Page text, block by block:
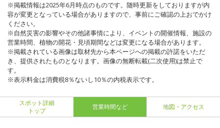
※掲載情報は2025年6月時点のものです。随時更新をしておりますが内
容が変更となっている場合がありますので、事前にご確認の上おでかけ
ください。
※自然災害の影響やその他諸事情により、イベントの開催情報、施設の
営業時間、植物の開花・見頃期間などは変更になる場合があります。
※掲載されている画像は取材先から本ページへの掲載の許諾をいただ
き、提供されたものとなります。画像の無断転載(二次使用)は禁止で
す。
※表示料金は消費税8％ないし10％の内税表示です。
スポット詳細
トップ
営業時間など 地図・アクセス